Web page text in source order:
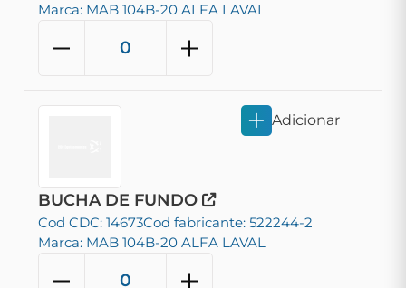
Marca: MAB 104B-20 ALFA LAVAL
BUCHA DE FUNDO
Cod CDC: 14673Cod fabricante: 522244-2
Marca: MAB 104B-20 ALFA LAVAL
Adicionar